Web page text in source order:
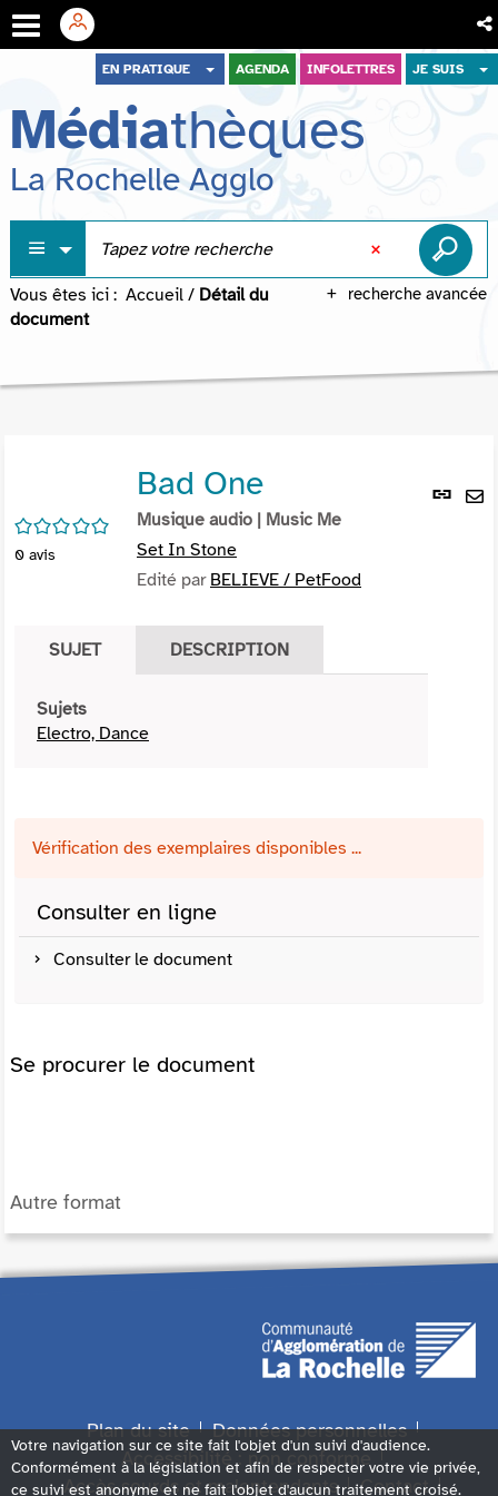
menu
contenu
recherche
EN PRATIQUE AGENDA INFOLETTRES JE SUIS
Médiathèques
La Rochelle Agglo
recherche avancée
Vous êtes ici : Accueil / Détail du
document
Lien
/5
0 avis
Bad One
Musique audio | Music Me
Set In Stone
Edité par BELIEVE / PetFood
SUJET DESCRIPTION
Sujets
Electro, Dance
Vérification des exemplaires disponibles ...
Consulter en ligne
Consulter le document
Se procurer le document
Autre format
Plan du site
Données personnelles
Accessibilité : non conforme
Accès sourds et malentendants
Contact
Votre navigation sur ce site fait l'objet d'un suivi d'audience.
Conformément à la législation et afin de respecter votre vie privée,
ce suivi est anonyme et ne fait l'objet d'aucun traitement croisé.